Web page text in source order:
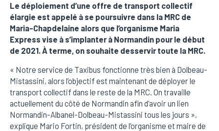
Le déploiement d’une offre de transport collectif
élargie est appelé à se poursuivre dans la MRC de
Maria-Chapdelaine alors que l’organisme Maria
Express vise à s’implanter à Normandin pour le début
de 2021. À terme, on souhaite desservir toute la MRC.
« Notre service de Taxibus fonctionne très bien à Dolbeau-
Mistassini, alors l’objectif est maintenant de déployer le
transport collectif dans le reste de la MRC. On travaille
actuellement du côté de Normandin afin d’avoir un lien
Normandin-Albanel-Dolbeau-Mistassini tous les jours »,
explique Mario Fortin, président de l’organisme et maire de